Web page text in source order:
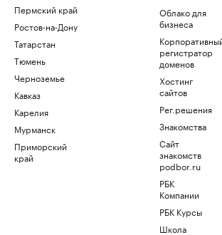
Пермский край
Ростов-на-Дону
Татарстан
Тюмень
Черноземье
Кавказ
Карелия
Мурманск
Приморский
край
Облако для
бизнеса
регистратор
доменов
Хостинг
сайтов
Рег.решения
Знакомства
Сайт
знакомств
podbor.ru
РБК
Компании
РБК Курсы
Школа